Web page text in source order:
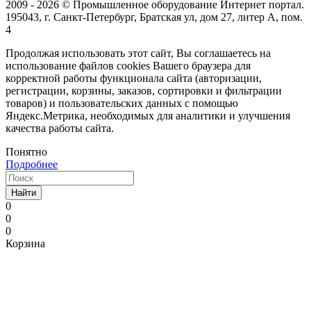
2009 - 2026 © Промышленное оборудование Интернет портал.
195043, г. Санкт-Петербург, Братская ул, дом 27, литер А, пом.
4
Продолжая использовать этот сайт, Вы соглашаетесь на
использование файлов cookies Вашего браузера для
корректной работы функционала сайта (авторизации,
регистрации, корзины, заказов, сортировки и фильтрации
товаров) и пользовательских данных с помощью
Яндекс.Метрика, необходимых для аналитики и улучшения
качества работы сайта.
Понятно
Подробнее
Найти
0
0
0
Корзина